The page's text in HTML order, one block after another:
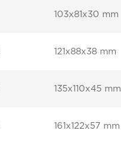
103x81x30 mm
121x88x38 mm
135x110x45 mm
161x122x57 mm